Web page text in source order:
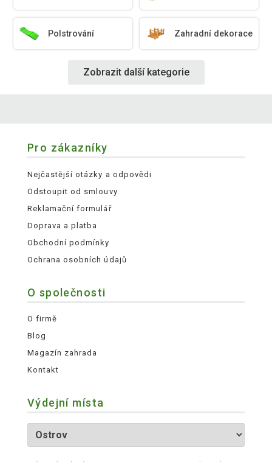
Polstrování Zahradní dekorace
Zobrazit další kategorie
Pro zákazníky
Nejčastější otázky a odpovědi
Odstoupit od smlouvy
Reklamační formulář
Doprava a platba
Obchodní podmínky
Ochrana osobních údajů
O společnosti
O firmě
Blog
Magazín zahrada
Kontakt
Výdejní místa